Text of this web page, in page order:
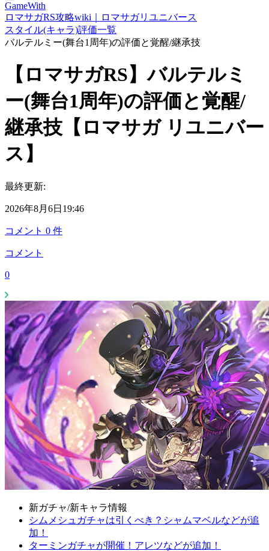
GameWith
ロマサガRS攻略wiki｜ロマサガリユニバース
スタイル(キャラ)評価一覧
バルテルミー(舞台1周年)の評価と覚醒/継承技
【ロマサガRS】バルテルミ
ー(舞台1周年)の評価と覚醒/
継承技【ロマサガ リユニバー
ス】
最終更新:
2026年8月6日19:46
コメント 0 件
コメント
0
新ガチャ/新キャラ情報
シムメシュガチャは引くべき？シャムマベルなどが追
加！
ターミンガチャが開催！アレツなどが追加！